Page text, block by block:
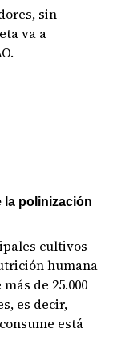
sin
va a
la polinización
cultivos
humana
de 25.000
es decir,
está